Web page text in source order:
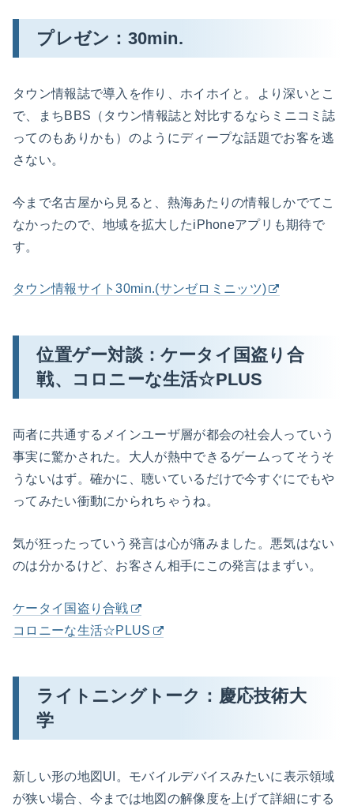
プレゼン：30min.
タウン情報誌で導入を作り、ホイホイと。より深いとこ
で、まちBBS（タウン情報誌と対比するならミニコミ誌
ってのもありかも）のようにディープな話題でお客を逃
さない。
今まで名古屋から見ると、熱海あたりの情報しかでてこ
なかったので、地域を拡大したiPhoneアプリも期待で
す。
タウン情報サイト30min.(サンゼロミニッツ)
位置ゲー対談：ケータイ国盗り合
戦、コロニーな生活☆PLUS
両者に共通するメインユーザ層が都会の社会人っていう
事実に驚かされた。大人が熱中できるゲームってそうそ
うないはず。確かに、聴いているだけで今すぐにでもや
ってみたい衝動にかられちゃうね。
気が狂ったっていう発言は心が痛みました。悪気はない
のは分かるけど、お客さん相手にこの発言はまずい。
ケータイ国盗り合戦
コロニーな生活☆PLUS
ライトニングトーク：慶応技術大
学
新しい形の地図UI。モバイルデバイスみたいに表示領域
が狭い場合、今までは地図の解像度を上げて詳細にする